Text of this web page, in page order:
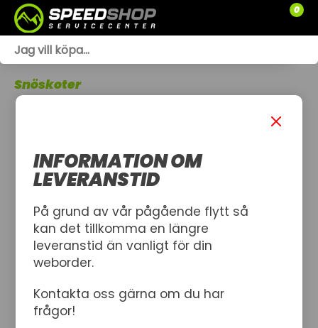
0
SLÄPVAGNAR
Snöskoter
INFORMATION OM
LEVERANSTID
På grund av vår pågående flytt så
kan det tillkomma en längre
leveranstid än vanligt för din
weborder.
Kontakta oss gärna om du har
frågor!